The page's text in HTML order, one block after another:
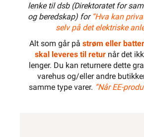
lenke til dsb (Direktoratet for
og beredskap) for “Hva kan
selv på det elektriske
Alt som går på strøm eller
skal leveres til returnår det
lenger. Du kan returnere dette
varehus og/eller andre
samme type varer. “Når EE-